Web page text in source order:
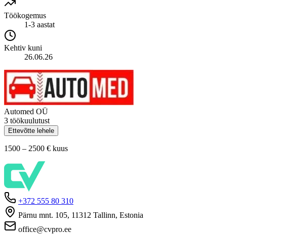
Töökogemus
1-3 aastat
Kehtiv kuni
26.06.26
Automed OÜ
3 töökuulutust
Ettevõtte lehele
1500 – 2500 € kuus
+372 555 80 310
Pärnu mnt. 105, 11312 Tallinn, Estonia
office@cvpro.ee